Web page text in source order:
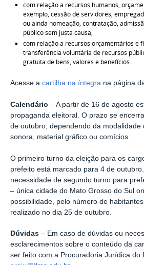
com relação a recursos humanos,
exemplo, cessão de servidores,
ou ainda nomeação, contratação,
público sem justa causa;
com relação a recursos orçamentários e
transferência voluntária de recursos
gratuita de bens, valores e benefícios.
Acesse a cartilha na íntegra na página
Calendário – A partir de 16 de agosto
propaganda eleitoral. O prazo se
de outubro, dependendo da modalidade
sonora, material gráfico ou comícios.
O primeiro turno da eleição para os
prefeito está marcado para 4 de
necessidade de segundo turno para
– única cidade do Mato Grosso do Sul
possibilidade, pelo número de
realizado no dia 25 de outubro.
Dúvidas – Em caso de dúvidas ou
esclarecimentos sobre o conteúdo da
ser feito com a Procuradoria Jurídica do